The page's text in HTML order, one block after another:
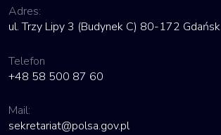
Adres:
ul. Trzy Lipy 3 (Budynek C) 80-172 Gdańsk
Telefon
+48 58 500 87 60
Mail:
sekretariat@polsa.gov.pl